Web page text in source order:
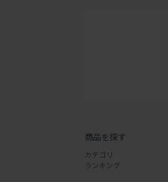
商品を探す
カテゴリ
ランキング